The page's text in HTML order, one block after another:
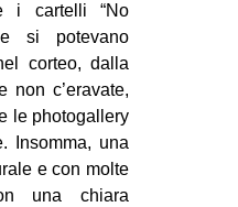
i cartelli “No
e si potevano
corteo, dalla
non c’eravate,
le photogallery
Insomma, una
e con molte
una chiara